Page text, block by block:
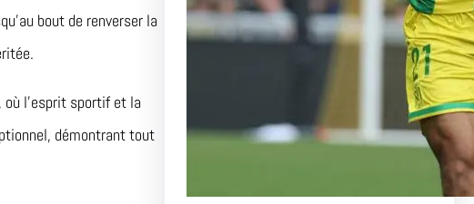
bout de renverser la
où l’esprit sportif et la
démontrant tout
Lens affronte Nantes : un duel
passionnant en perspective Le…